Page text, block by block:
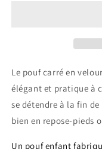
Le pouf carré en
élégant et pratique à
se détendre à la fin
bien en repose-pieds
Un pouf enfant